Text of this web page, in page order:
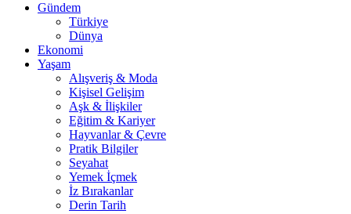
Gündem
Türkiye
Dünya
Ekonomi
Yaşam
Alışveriş & Moda
Kişisel Gelişim
Aşk & İlişkiler
Eğitim & Kariyer
Hayvanlar & Çevre
Pratik Bilgiler
Seyahat
Yemek İçmek
İz Bırakanlar
Derin Tarih